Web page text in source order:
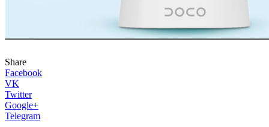
Share
Facebook
VK
Twitter
Google+
Telegram